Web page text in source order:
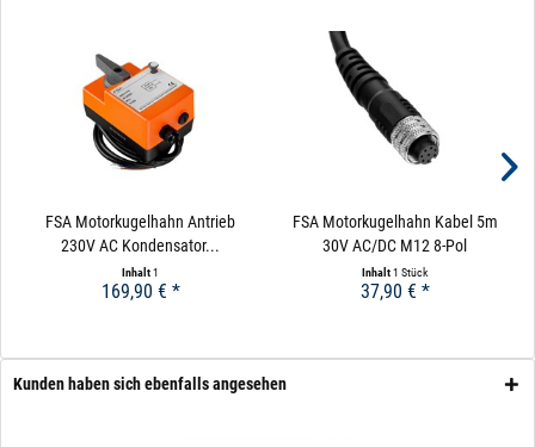
gestalten, finden Sie im oberen Bereich die Kriterien für
Magnetventile und die Ausschlusskriterien. Im nächsten
Abschnitt dann die Kriterien für und gegen elektrische
Kugelhähne.
FSA Motorkugelhahn Antrieb
230V AC Kondensator...
Inhalt1
169,90 € *
FSA Motorkugelhahn Kabel 5m
30V AC/DC M12 8-Pol
Inhalt1 Stück
37,90 € *
Kunden haben sich ebenfalls angesehen